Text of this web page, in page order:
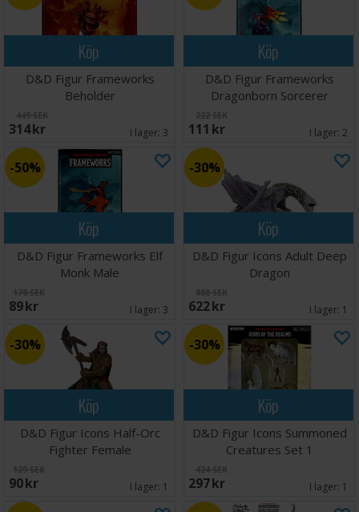
Köp
D&D Figur Frameworks
Beholder
449 SEK
314 SEK I lager: 3
Köp
D&D Figur Frameworks
Dragonborn Sorcerer
222 SEK
111 SEK I lager: 2
Köp
50%
D&D Figur Frameworks Elf
Monk Male
178 SEK
89 SEK I lager: 3
Köp
30%
D&D Figur Icons Adult Deep
Dragon
888 SEK
622 SEK I lager: 1
Köp
30%
D&D Figur Icons Half-Orc
Fighter Female
129 SEK
90 SEK I lager: 1
Köp
30%
D&D Figur Icons Summoned
Creatures Set 1
424 SEK
297 SEK I lager: 1